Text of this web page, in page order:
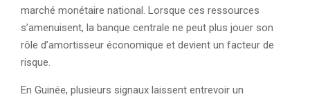
marché monétaire national. Lorsque ces ressources
s’amenuisent, la banque centrale ne peut plus jouer son
rôle d’amortisseur économique et devient un facteur de
risque.
En Guinée, plusieurs signaux laissent entrevoir un